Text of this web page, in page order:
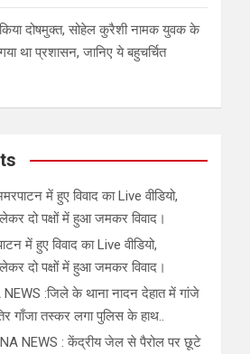
दोषमुक्त, सोहेल कुरैशी नामक युवक के
था प्रशासन, जानिए ये बहुचर्चित
में हुए विवाद का Live वीडियो,
दो पक्षों में हुआ जमकर विवाद।
में हुए विवाद का Live वीडियो,
दो पक्षों में हुआ जमकर विवाद।
:जिले के थाना नादन देहात में गांजे
गाँजा तस्कर लगा पुलिस के हाथ..
NEWS : केंद्रीय जेल से पैरोल पर छूटे